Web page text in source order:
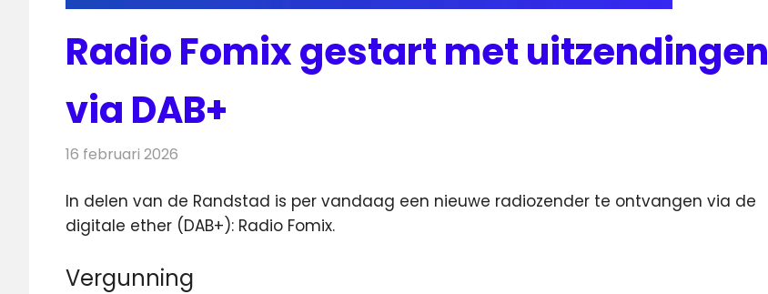
Radio Fomix gestart met uitzendingen
via DAB+
16 februari 2026
In delen van de Randstad is per vandaag een nieuwe radiozender te ontvangen via de
digitale ether (DAB+): Radio Fomix.
Vergunning